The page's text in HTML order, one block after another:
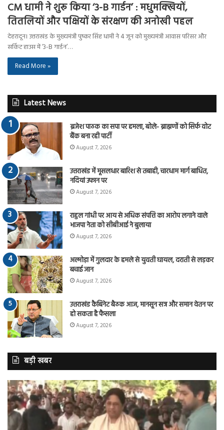
CM धामी ने शुरू किया ‘3-B गार्डन’ : मधुमक्खियों,
तितलियों और पक्षियों के संरक्षण की अनोखी पहल
देहरादून। उत्तराखंड के मुख्यमंत्री पुष्कर सिंह धामी ने 4 जून को मुख्यमंत्री आवास परिसर और
सर्किट हाउस में ‘3-B गार्डन’…
Read More »
Latest News
ब्रजेश पाठक का सपा पर हमला, बोले- ब्राह्मणों को सिर्फ वोट
बैंक बना रही पार्टी
August 7, 2026
उत्तराखंड में मूसलधार बारिश से तबाही, चारधाम मार्ग बाधित,
नदियां उफान पर
August 7, 2026
राहुल गांधी पर आय से अधिक संपत्ति का आरोप लगाने वाले
भाजपा नेता को सीबीआई ने बुलाया
August 7, 2026
अल्मोड़ा में गुलदार के हमले से युवती घायल, दराती से लड़कर
बचाई जान
August 7, 2026
उत्तराखंड कैबिनेट बैठक आज, मानसून सत्र और समान वेतन पर
हो सकता है फैसला
August 7, 2026
बड़ी खबर